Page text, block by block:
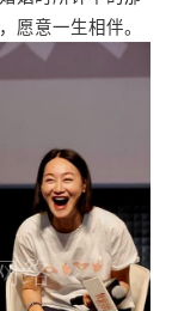
愿意一生相伴。